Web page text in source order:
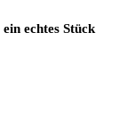
echtes Stück